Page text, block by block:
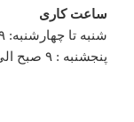
ساعت کاری
شنبه تا چهارشنبه: ۹ صبح الی ۵ بعد از ظهر
پنجشنبه : ۹ صبح الی ۳ بعد از ظهر